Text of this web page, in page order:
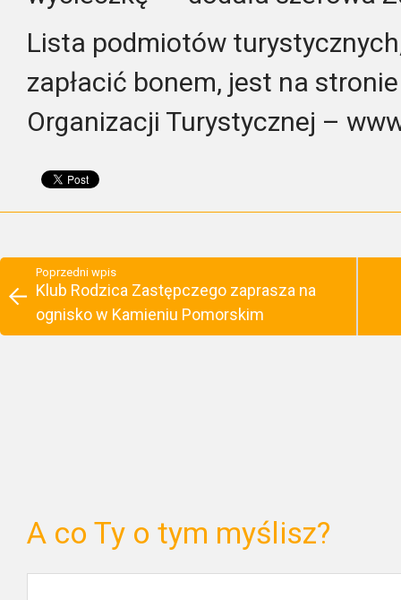
Lista podmiotów
zapłacić bonem, jest na
Organizacji Turystycznej –
Poprzedni wpis
Klub Rodzica Zastępczego zaprasza na
ognisko w Kamieniu Pomorskim
A co Ty o tym myślisz?